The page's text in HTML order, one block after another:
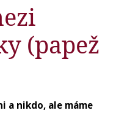
(papež
a nikdo, ale máme